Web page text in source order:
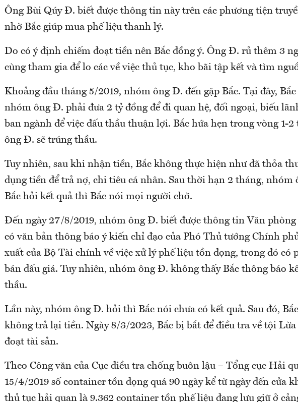
Ông Bùi Qúy Đ. biết được thông tin này trên các phương tiện
nhờ Bắc giúp mua phế liệu thanh lý.
Do có ý định chiếm đoạt tiền nên Bắc đồng ý. Ông Đ. rủ thêm 3
cùng tham gia để lo các về việc thủ tục, kho bãi tập kết và tìm
Khoảng đầu tháng 5/2019, nhóm ông Đ. đến gặp Bắc. Tại đây, Bắc
nhóm ông Đ. phải đưa 2 tỷ đồng để đi quan hệ, đối ngoại, biếu
ban ngành để việc đấu thầu thuận lợi. Bắc hứa hẹn trong vòng 1-
ông Đ. sẽ trúng thầu.
Tuy nhiên, sau khi nhận tiền, Bắc không thực hiện như đã thỏa
dụng tiền để trả nợ, chi tiêu cá nhân. Sau thời hạn 2 tháng,
Bắc hỏi kết quả thì Bắc nói mọi người chờ.
Đến ngày 27/8/2019, nhóm ông Đ. biết được thông tin Văn
có văn bản thông báo ý kiến chỉ đạo của Phó Thủ tướng Chính
xuất của Bộ Tài chính về việc xử lý phế liệu tồn đọng, trong đó có
bán đấu giá. Tuy nhiên, nhóm ông Đ. không thấy Bắc thông báo
thầu.
Lần này, nhóm ông Đ. hỏi thì Bắc nói chưa có kết quả. Sau đó,
không trả lại tiền. Ngày 8/3/2023, Bắc bị bắt để điều tra về tội
đoạt tài sản.
Theo Công văn của Cục điều tra chống buôn lậu – Tổng cục Hải
15/4/2019 số container tồn đọng quá 90 ngày kể từ ngày đến cửa
thủ tục hải quan là 9.362 container tồn phế liệu đang lưu giữ ở